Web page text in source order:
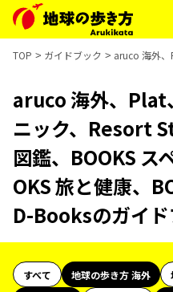
TOP ガイドブック aruco 海外、
aruco 海外、Plat
ニック、Resort
図鑑、BOOKS ス
OKS 旅と健康、
D-Booksのガイ
すべて 地球の歩き方 海外